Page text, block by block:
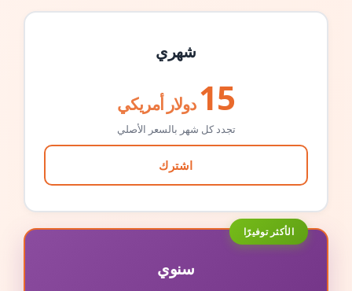
شهري
15 دولار أمريكي
تجدد كل شهر بالسعر الأصلي
اشترك
الأكثر توفيرًا
سنوي